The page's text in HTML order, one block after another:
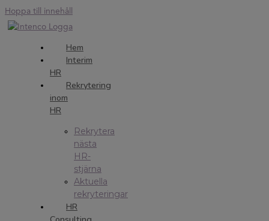
Hoppa till innehåll
Hem
Interim
HR
Rekrytering
inom
HR
Rekrytera
nästa
HR-
stjärna
Aktuella
rekryteringar
HR